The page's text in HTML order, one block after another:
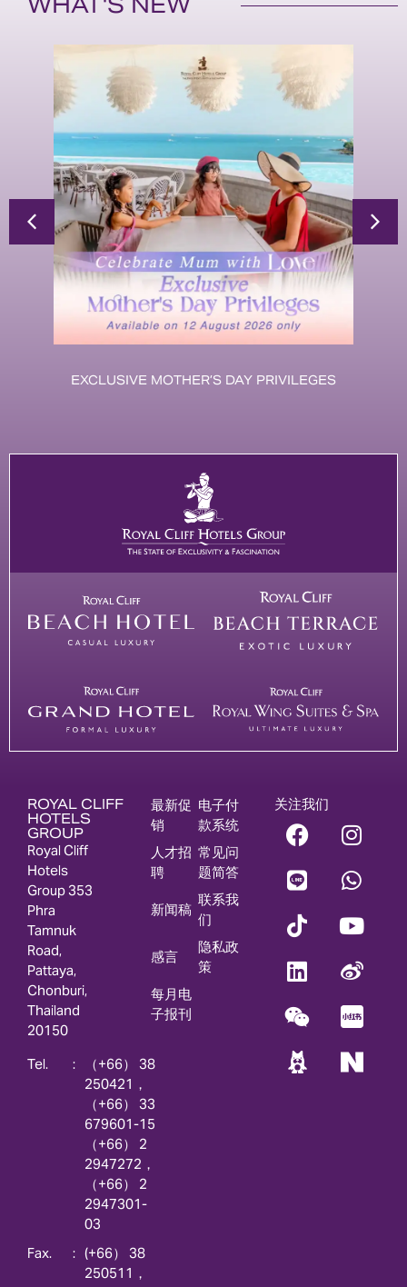
EXCLUSIVE MOTHER’S DAY PRIVILEGES
ROYAL CLIFF
HOTELS
GROUP
Royal Cliff
Hotels
Group 353
Phra
Tamnuk
Road,
Pattaya,
Chonburi,
Thailand
20150
:
（+66） 38
250421，
（+66） 33
679601-15
（+66） 2
2947272，
（+66） 2
2947301-
03
: (+66） 38
250511，
最新促
销
电子付
款系统
人才招
聘
常见问
题简答
新闻稿
联系我
们
感言
隐私政
策
每月电
子报刊
关注我们